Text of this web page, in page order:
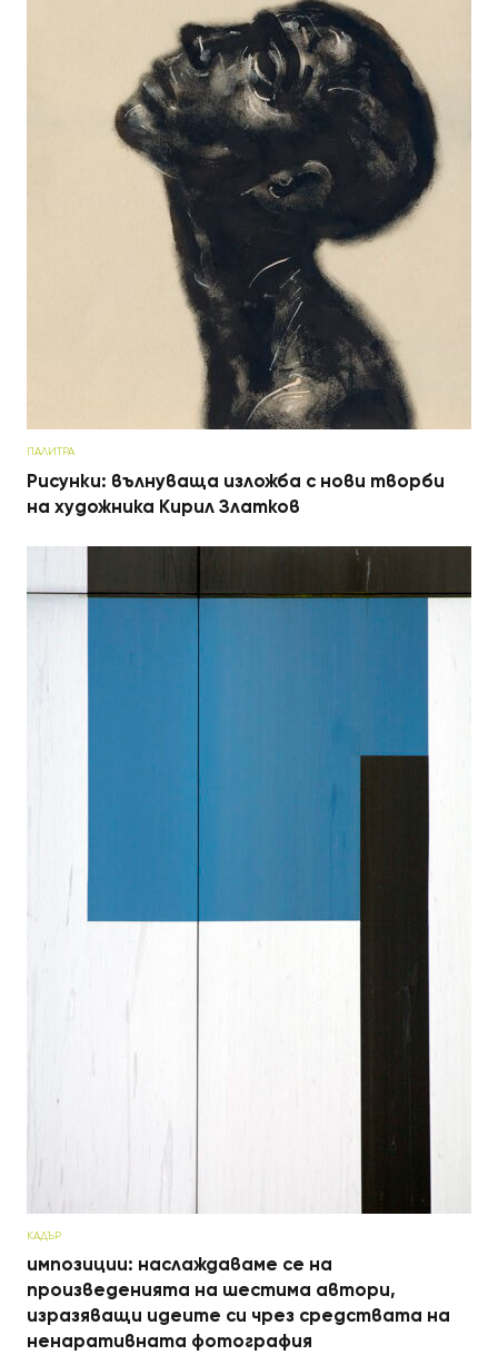
ПАЛИТРА
Рисунки: вълнуваща изложба с нови творби
на художника Кирил Златков
КАДЪР
импозиции: наслаждаваме се на
произведенията на шестима автори,
изразяващи идеите си чрез средствата на
ненаративната фотография